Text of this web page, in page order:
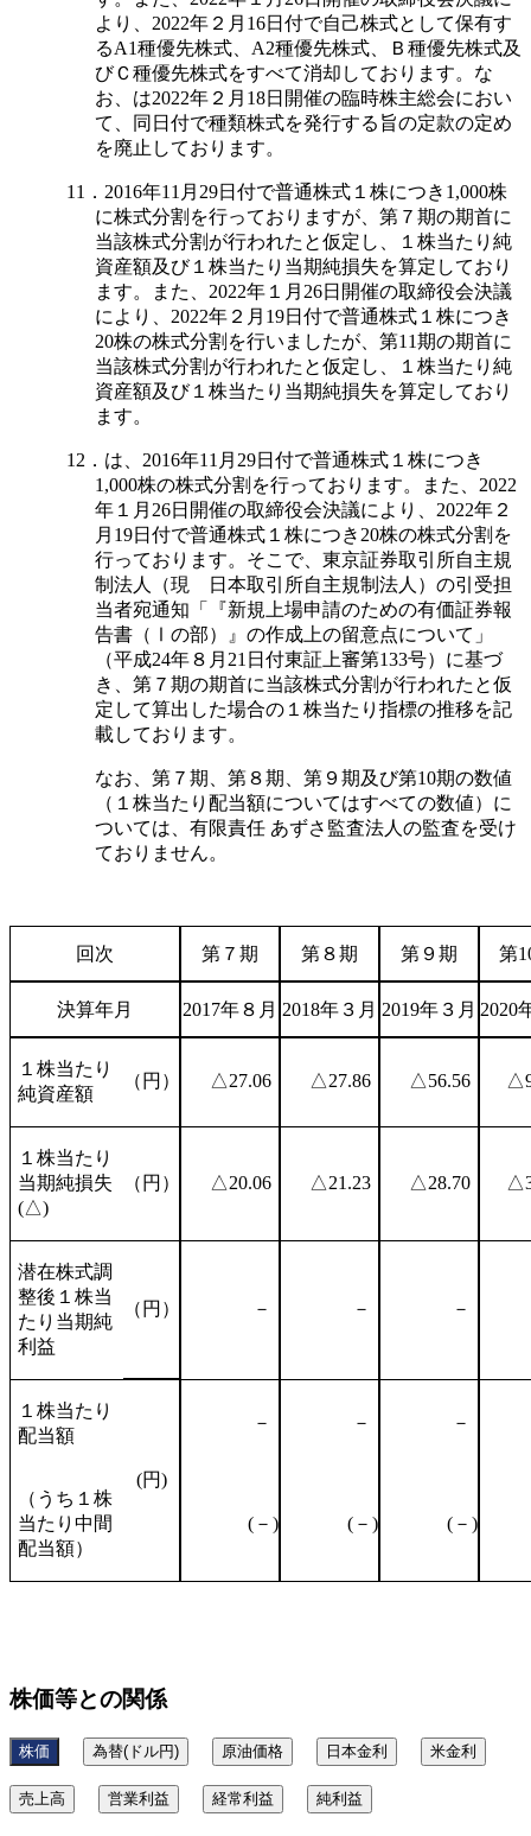
より、2022年２月16日付で自己株式として保有す
るA1種優先株式、A2種優先株式、Ｂ種優先株式及
びＣ種優先株式をすべて消却しております。な
お、は2022年２月18日開催の臨時株主総会におい
て、同日付で種類株式を発行する旨の定款の定め
を廃止しております。
11．2016年11月29日付で普通株式１株につき1,000株
に株式分割を行っておりますが、第７期の期首に
当該株式分割が行われたと仮定し、１株当たり純
資産額及び１株当たり当期純損失を算定しており
ます。また、2022年１月26日開催の取締役会決議
により、2022年２月19日付で普通株式１株につき
20株の株式分割を行いましたが、第11期の期首に
当該株式分割が行われたと仮定し、１株当たり純
資産額及び１株当たり当期純損失を算定しており
ます。
12．は、2016年11月29日付で普通株式１株につき
1,000株の株式分割を行っております。また、2022
年１月26日開催の取締役会決議により、2022年２
月19日付で普通株式１株につき20株の株式分割を
行っております。そこで、東京証券取引所自主規
制法人（現 日本取引所自主規制法人）の引受担
当者宛通知「『新規上場申請のための有価証券報
告書（Ⅰの部）』の作成上の留意点について」
（平成24年８月21日付東証上審第133号）に基づ
き、第７期の期首に当該株式分割が行われたと仮
定して算出した場合の１株当たり指標の推移を記
載しております。
なお、第７期、第８期、第９期及び第10期の数値
（１株当たり配当額についてはすべての数値）に
ついては、有限責任 あずさ監査法人の監査を受け
ておりません。
回次 第７期 第８期 第９期 第
決算年月 2017年８月 2018年３月 2019年３月 2020
１株当たり
純資産額
（円） △27.06 △27.86 △56.56
１株当たり
当期純損失
(△)
（円） △20.06 △21.23 △28.70
潜在株式調
整後１株当
たり当期純
利益
（円） － － －
１株当たり
配当額
(円)
－ － －
（うち１株
当たり中間
配当額）
(－) (－) (－)
株価等との関係
株価 為替(ドル円) 原油価格 日本金利 米金利
売上高 営業利益 経常利益 純利益